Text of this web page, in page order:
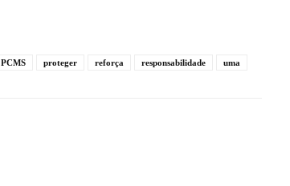
PCMS proteger reforça responsabilidade uma